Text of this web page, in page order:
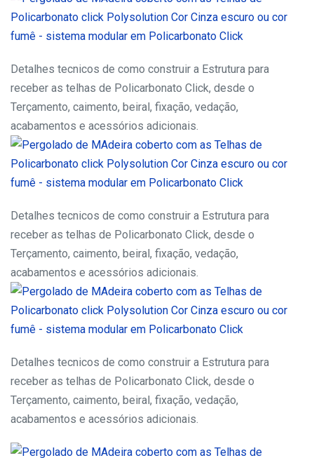
Detalhes tecnicos de como construir a Estrutura para
receber as telhas de Policarbonato Click, desde o
Terçamento, caimento, beiral, fixação, vedação,
acabamentos e acessórios adicionais.
Detalhes tecnicos de como construir a Estrutura para
receber as telhas de Policarbonato Click, desde o
Terçamento, caimento, beiral, fixação, vedação,
acabamentos e acessórios adicionais.
Detalhes tecnicos de como construir a Estrutura para
receber as telhas de Policarbonato Click, desde o
Terçamento, caimento, beiral, fixação, vedação,
acabamentos e acessórios adicionais.